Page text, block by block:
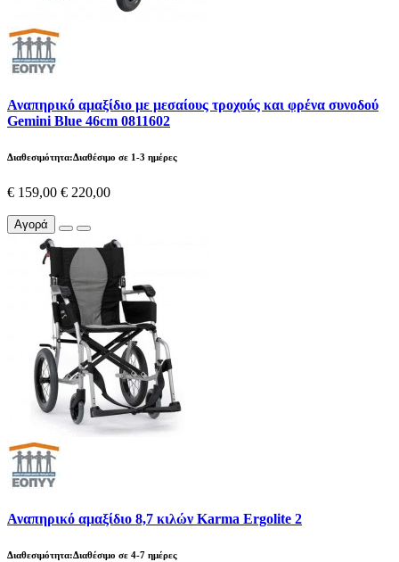
Αναπηρικό αμαξίδιο με μεσαίους τροχούς και φρένα συνοδού
Gemini Blue 46cm 0811602
Διαθεσιμότητα:Διαθέσιμο σε 1-3 ημέρες
€ 159,00 € 220,00
Αγορά
Αναπηρικό αμαξίδιο 8,7 κιλών Karma Ergolite 2
Διαθεσιμότητα:Διαθέσιμο σε 4-7 ημέρες